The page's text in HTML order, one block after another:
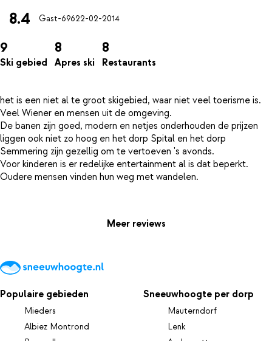
8.4 Gast-69622-02-2014
9
Ski gebied
8
Apres ski
8
Restaurants
het is een niet al te groot skigebied, waar niet veel toerisme is.
Veel Wiener en mensen uit de omgeving.
De banen zijn goed, modern en netjes onderhouden de prijzen
liggen ook niet zo hoog en het dorp Spital en het dorp
Semmering zijn gezellig om te vertoeven 's avonds.
Voor kinderen is er redelijke entertainment al is dat beperkt.
Oudere mensen vinden hun weg met wandelen.
Meer reviews
Populaire gebieden
Mieders
Albiez Montrond
Sneeuwhoogte per dorp
Mauterndorf
Lenk